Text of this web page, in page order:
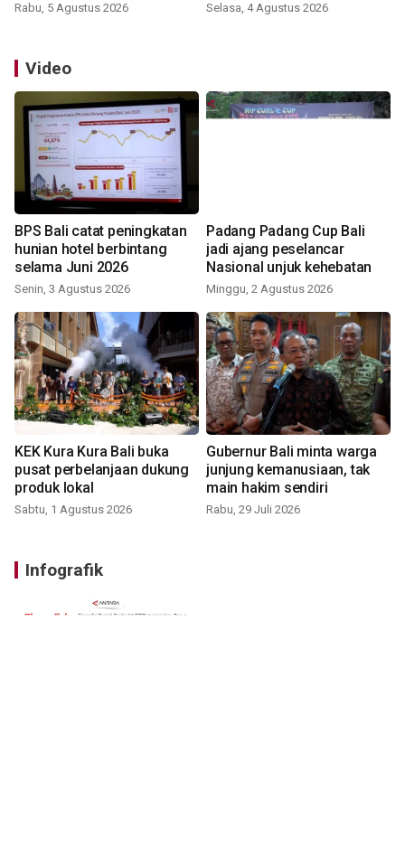
Rabu, 5 Agustus 2026 Selasa, 4 Agustus 2026
Video
BPS Bali catat peningkatan
hunian hotel berbintang
selama Juni 2026
Senin, 3 Agustus 2026
Padang Padang Cup Bali
jadi ajang peselancar
Nasional unjuk kehebatan
Minggu, 2 Agustus 2026
KEK Kura Kura Bali buka
pusat perbelanjaan dukung
produk lokal
Sabtu, 1 Agustus 2026
Gubernur Bali minta warga
junjung kemanusiaan, tak
main hakim sendiri
Rabu, 29 Juli 2026
Infografik